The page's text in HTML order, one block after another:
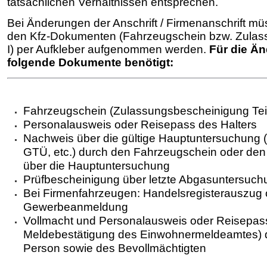
Bei Änderungen der Anschrift / Firmenanschrift
den Kfz-Dokumenten (Fahrzeugschein bzw.
I) per Aufkleber aufgenommen werden. Für die
folgende Dokumente benötigt:
Fahrzeugschein (Zulassungsbescheinigung
Personalausweis oder Reisepass des Halters
Nachweis über die gültige Hauptuntersuchung
GTÜ, etc.) durch den Fahrzeugschein oder
über die Hauptuntersuchung
Prüfbescheinigung über letzte
Bei Firmenfahrzeugen: Handelsregisterauszug
Gewerbeanmeldung
Vollmacht und Personalausweis oder
Meldebestätigung des Einwohnermeldeamtes)
Person sowie des Bevollmächtigten